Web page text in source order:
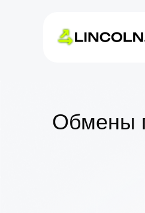
Обмены